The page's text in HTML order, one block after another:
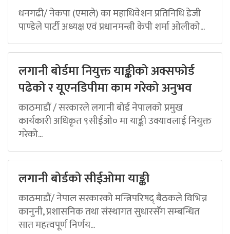
धनगढी/ नेकपा (एमाले) का महाधिवेशन प्रतिनिधि डेजी
पाण्डेले पार्टी अध्यक्ष एवं प्रधानमन्त्री केपी शर्मा ओलीको...
लगानी बोर्डमा नियुक्त याङ्कीको अक्सफोर्ड
पढेको र यूएनडिपीमा काम गरेको अनुभव
काठमाडौं / सरकारले लगानी बोर्ड नेपालको प्रमुख
कार्यकारी अधिकृत ९सीईओ० मा याङ्की उक्यावलाई नियुक्त
गरेको...
लगानी बोर्डको सीईओमा याङ्की
काठमाडौं/ नेपाल सरकारको मन्त्रिपरिषद् बैठकले विभिन्न
कानुनी, प्रशासनिक तथा संस्थागत सुधारसँग सम्बन्धित
सात महत्वपूर्ण निर्णय...